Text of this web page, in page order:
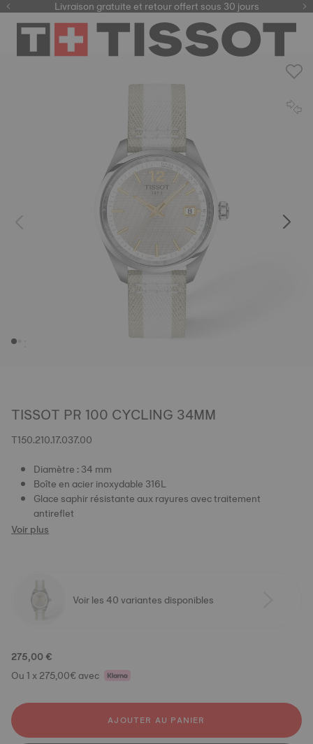
Livraison gratuite et retour offert sous 30 jours
TISSOT PR 100 CYCLING 34MM
T150.210.17.037.00
Diamètre : 34 mm
Boîte en acier inoxydable 316L
Glace saphir résistante aux rayures avec traitement
antireflet
Voir plus
Voir les 40 variantes disponibles
275,00 €
Ou 1 x 275,00€ avec
AJOUTER AU PANIER